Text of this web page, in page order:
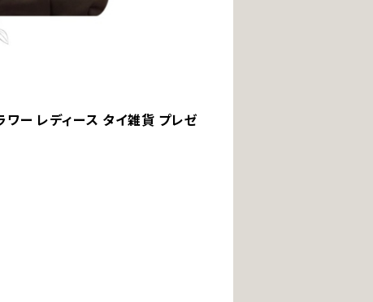
ー レディース タイ雑貨 プレゼ